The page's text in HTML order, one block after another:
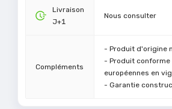
Livraison
J+1
Nous consulter
Compléments
- Produit d'origine
- Produit conforme
européennes en
- Garantie